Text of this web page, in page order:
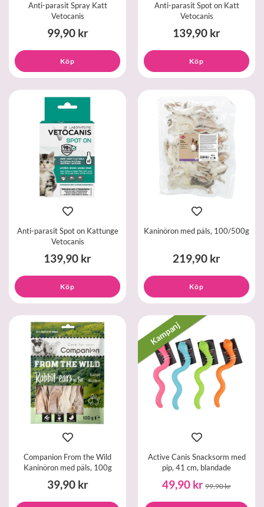
Anti-parasit Spray Katt
Vetocanis
99,90 kr
Köp
Anti-parasit Spot on Katt
Vetocanis
139,90 kr
Köp
Anti-parasit Spot on Kattunge
Vetocanis
139,90 kr
Köp
Kaninöron med päls, 100/500g
219,90 kr
Köp
Companion From the Wild
Kaninöron med päls, 100g
39,90 kr
Kampanj
Active Canis Snacksorm med
pip, 41 cm, blandade
49,90 kr 99,90 kr